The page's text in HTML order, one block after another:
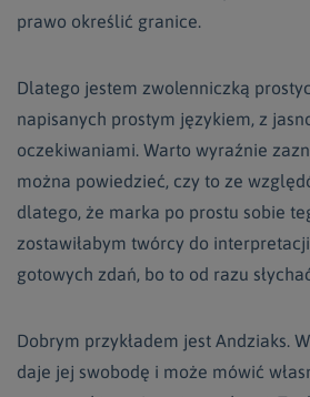
prawo określić granice.
Dlatego jestem zwolenniczką
napisanych prostym językiem, z
oczekiwaniami. Warto wyraźnie
można powiedzieć, czy to ze
dlatego, że marka po prostu sobie
zostawiłabym twórcy do
gotowych zdań, bo to od razu
Dobrym przykładem jest Andziaks.
daje jej swobodę i może mówić